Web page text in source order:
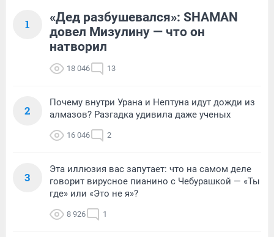
1
«Дед разбушевался»: SHAMAN
довел Мизулину — что он
натворил
18 046 13
2
Почему внутри Урана и Нептуна идут дожди из
алмазов? Разгадка удивила даже ученых
16 046 2
3
Эта иллюзия вас запутает: что на самом деле
говорит вирусное пианино с Чебурашкой — «Ты
где» или «Это не я»?
8 926 1